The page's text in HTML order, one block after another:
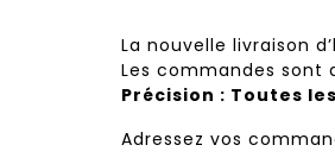
La nouvelle livraison
Les commandes sont
Précision : Toutes
Adressez vos